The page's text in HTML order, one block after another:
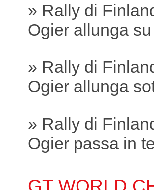
» Rally di
Ogier allunga
» Rally di
Ogier allunga
» Rally di
Ogier passa in
GT WORLD